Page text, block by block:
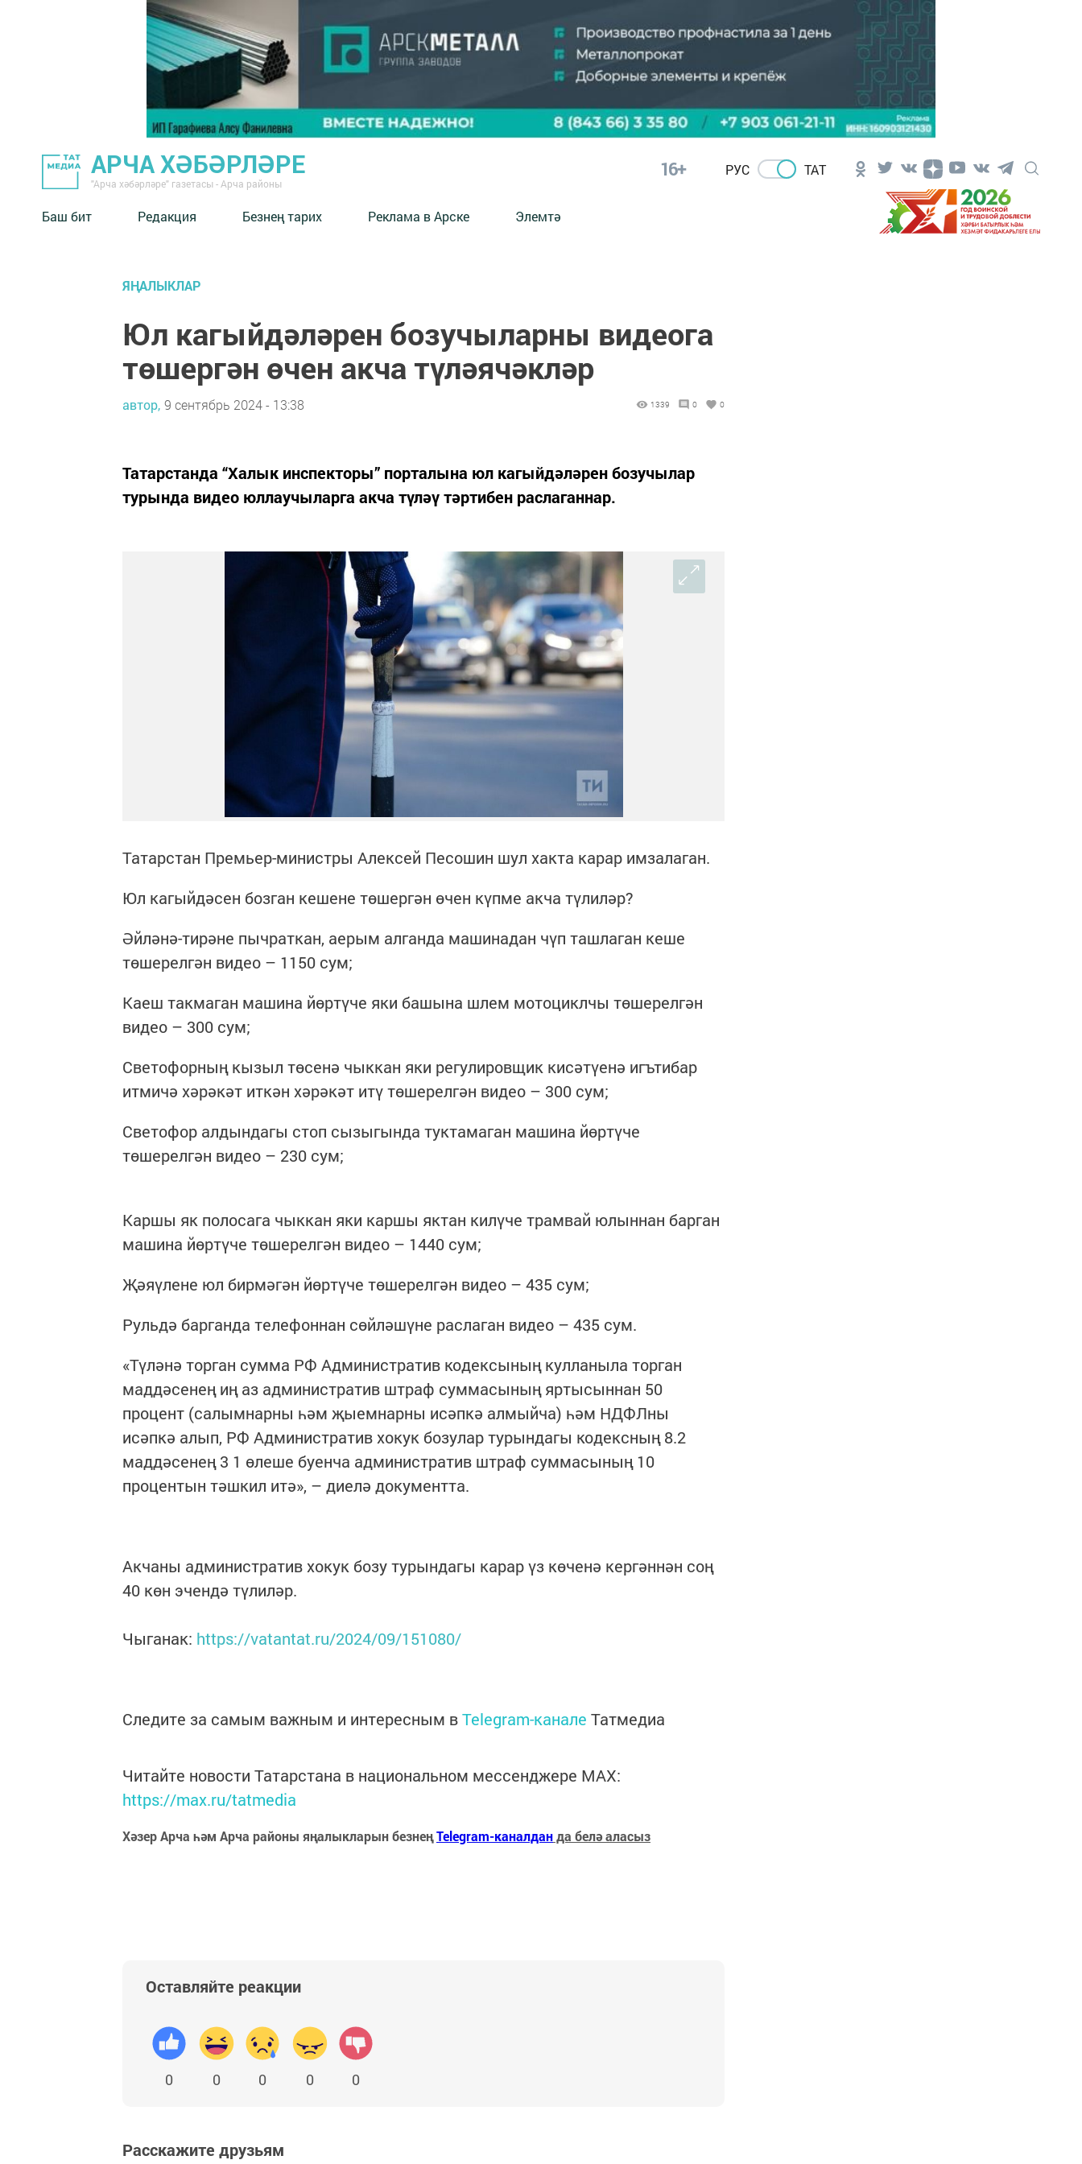
АРЧА ХӘБӘРЛӘРЕ
"Арча хәбәрләре" газетасы - Арча районы
16+ РУС ТАТ
Баш бит Редакция Безнең тарих Реклама в Арске Элемтә
ЯҢАЛЫКЛАР
Юл кагыйдәләрен бозучыларны видеога
төшергән өчен акча түләячәкләр
автор, 9 сентябрь 2024 - 13:38 1339 0 0
Татарстанда “Халык инспекторы” порталына юл кагыйдәләрен бозучылар
турында видео юллаучыларга акча түләү тәртибен раслаганнар.
Татарстан Премьер-министры Алексей Песошин шул хакта карар имзалаган.
Юл кагыйдәсен бозган кешене төшергән өчен күпме акча түлиләр?
Әйләнә-тирәне пычраткан, аерым алганда машинадан чүп ташлаган кеше
төшерелгән видео – 1150 сум;
Каеш такмаган машина йөртүче яки башына шлем мотоциклчы төшерелгән
видео – 300 сум;
Светофорның кызыл төсенә чыккан яки регулировщик кисәтүенә игътибар
итмичә хәрәкәт иткән хәрәкәт итү төшерелгән видео – 300 сум;
Светофор алдындагы стоп сызыгында туктамаган машина йөртүче
төшерелгән видео – 230 сум;
Каршы як полосага чыккан яки каршы яктан килүче трамвай юлыннан барган
машина йөртүче төшерелгән видео – 1440 сум;
Җәяүлене юл бирмәгән йөртүче төшерелгән видео – 435 сум;
Рульдә барганда телефоннан сөйләшүне раслаган видео – 435 сум.
«Түләнә торган сумма РФ Административ кодексының кулланыла торган
маддәсенең иң аз административ штраф суммасының яртысыннан 50
процент (салымнарны һәм җыемнарны исәпкә алмыйча) һәм НДФЛны
исәпкә алып, РФ Административ хокук бозулар турындагы кодексның 8.2
маддәсенең 3 1 өлеше буенча административ штраф суммасының 10
процентын тәшкил итә», – диелә документта.
Акчаны административ хокук бозу турындагы карар үз көченә кергәннән соң
40 көн эчендә түлиләр.
Чыганак: https://vatantat.ru/2024/09/151080/
Следите за самым важным и интересным вTelegram-канале Татмедиа
Читайте новости Татарстана в национальном мессенджере MАХ:
https://max.ru/tatmedia
Хәзер Арча һәм Арча районы яңалыкларын безнеңTelegram-каналданда белә аласыз
Оставляйте реакции
0 0 0 0 0
Расскажите друзьям